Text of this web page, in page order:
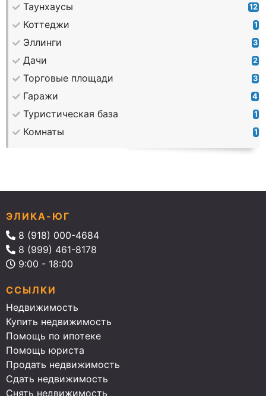
Таунхаусы 12
Коттеджи 1
Эллинги 3
Дачи 2
Торговые площади 3
Гаражи 4
Туристическая база 1
Комнаты 1
ЭЛИКА-ЮГ
8 (918) 000-4684
8 (999) 461-8178
9:00 - 18:00
ССЫЛКИ
Недвижимость
Купить недвижимость
Помощь по ипотеке
Помощь юриста
Продать недвижимость
Сдать недвижимость
Снять недвижимость